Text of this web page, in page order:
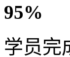
95%
学员完